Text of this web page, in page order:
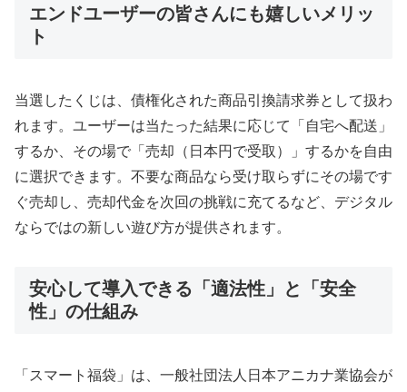
エンドユーザーの皆さんにも嬉しいメリッ
ト
当選したくじは、債権化された商品引換請求券として扱わ
れます。ユーザーは当たった結果に応じて「自宅へ配送」
するか、その場で「売却（日本円で受取）」するかを自由
に選択できます。不要な商品なら受け取らずにその場です
ぐ売却し、売却代金を次回の挑戦に充てるなど、デジタル
ならではの新しい遊び方が提供されます。
安心して導入できる「適法性」と「安全
性」の仕組み
「スマート福袋」は、一般社団法人日本アニカナ業協会が